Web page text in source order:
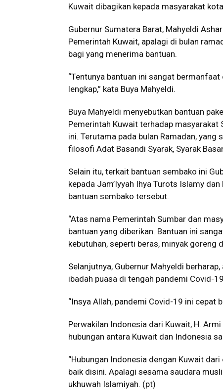
Kuwait dibagikan kepada masyarakat
Gubernur Sumatera Barat, Mahyeldi
Pemerintah Kuwait, apalagi di bulan
bagi yang menerima bantuan.
“Tentunya bantuan ini sangat
lengkap,” kata Buya Mahyeldi.
Buya Mahyeldi menyebutkan bantuan
Pemerintah Kuwait terhadap masyarakat
ini. Terutama pada bulan Ramadan,
filosofi Adat Basandi Syarak, Syarak
Selain itu, terkait bantuan sembako ini
kepada Jam’Iyyah Ihya Turots Islamy
bantuan sembako tersebut.
“Atas nama Pemerintah Sumbar dan
bantuan yang diberikan. Bantuan ini
kebutuhan, seperti beras, minyak goreng
Selanjutnya, Gubernur Mahyeldi
ibadah puasa di tengah pandemi Covid-
“Insya Allah, pandemi Covid-19 ini cepat
Perwakilan Indonesia dari Kuwait, H.
hubungan antara Kuwait dan Indonesia
“Hubungan Indonesia dengan Kuwait
baik disini. Apalagi sesama saudara
ukhuwah Islamiyah. (pt)